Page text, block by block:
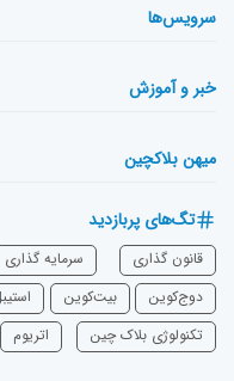
سرویس‌ها
خبر و آموزش
میهن بلاکچین
تگ‌های پربازدید
قانون گذاری سرمایه‌ گذاری
دوج‌کوین
بیت‌کوین
تکنولوژی بلاک چین
اتریوم